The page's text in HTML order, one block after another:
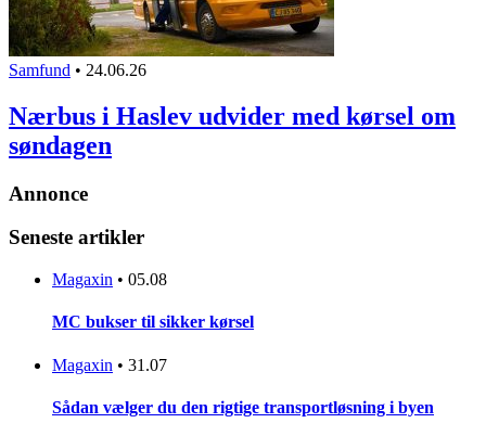
Samfund • 24.06.26
Nærbus i Haslev udvider med kørsel om
søndagen
Annonce
Seneste artikler
Magaxin • 05.08
MC bukser til sikker kørsel
Magaxin • 31.07
Sådan vælger du den rigtige transportløsning i byen